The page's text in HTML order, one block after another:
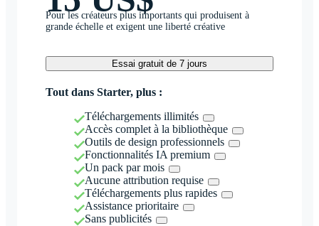
Pour les créateurs plus importants qui produisent à
grande échelle et exigent une liberté créative
Essai gratuit de 7 jours
Tout dans Starter, plus :
Téléchargements illimités
Accès complet à la bibliothèque
Outils de design professionnels
Fonctionnalités IA premium
Un pack par mois
Aucune attribution requise
Téléchargements plus rapides
Assistance prioritaire
Sans publicités